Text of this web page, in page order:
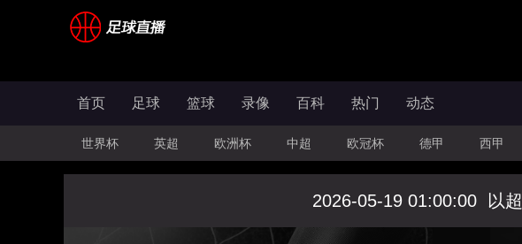
首页 足球 篮球 录像 百科 热门 动态
世界杯 英超 欧洲杯 中超 欧冠杯 德甲 西甲
2026-05-19 01:00:00 以超